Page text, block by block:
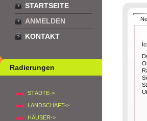
STARTSEITE
ANMELDEN
KONTAKT
Radierungen
STÄDTE->
LANDSCHAFT->
HÄUSER->